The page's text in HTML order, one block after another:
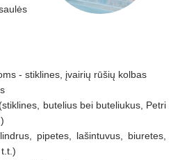
- stiklines, įvairių rūšių kolbas
butelius bei buteliukus, Petri
pipetes, lašintuvus, biuretes,